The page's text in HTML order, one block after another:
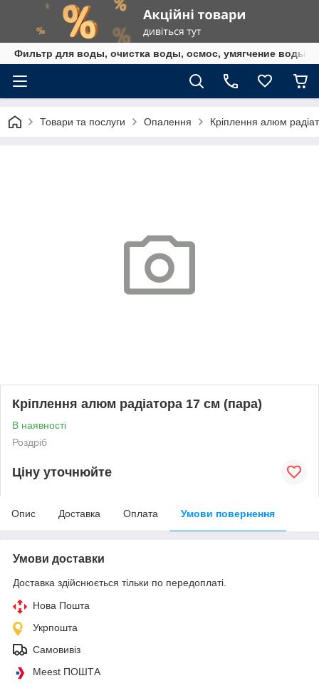
Фильтр для воды, очистка воды, осмос, умягчение воды,
Товари та послуги Опалення Кріплення алюм
Кріплення алюм радіатора 17 см (пара)
В наявності
Роздріб
Ціну уточнюйте
Опис Доставка Оплата Умови повернення
Умови доставки
Доставка здійснюється тільки по передоплаті.
Нова Пошта
Укрпошта
Самовивіз
Meest ПОШТА